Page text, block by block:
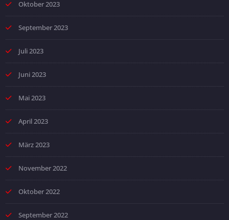
Oktober 2023
September 2023
Juli 2023
Juni 2023
Mai 2023
April 2023
März 2023
November 2022
Oktober 2022
September 2022